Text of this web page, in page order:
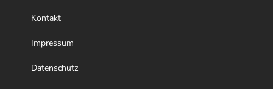
Kontakt
Impressum
Datenschutz